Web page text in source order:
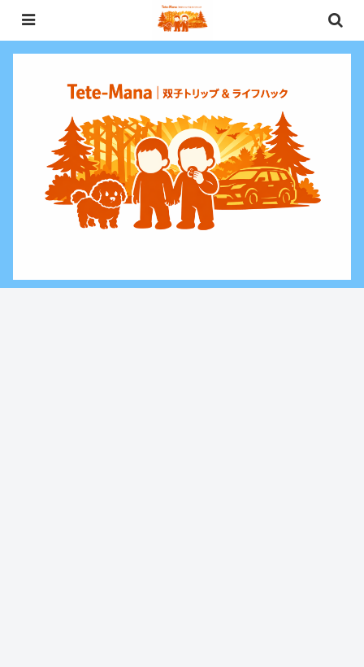
0歳〜未就学児（3歳）双子との週末お出かけ・子連れ旅行情報と、暮らしに役
立つお金・ライフハックをお届けする双子ファミリーブログ。